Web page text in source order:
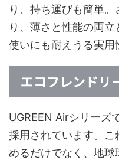
り、持ち運びも簡単
り、薄さと性能の両
使いにも耐えうる実用
エコフレンドリ
UGREEN Airシリーズ
採用されています。
めるだけでなく、地球